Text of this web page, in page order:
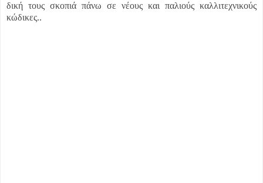
δική τους σκοπιά πάνω σε νέους και παλιούς καλλιτεχνικούς
κώδικες..